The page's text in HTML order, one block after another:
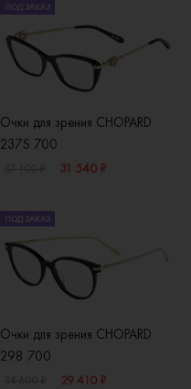
ПОД ЗАКАЗ
Очки для зрения CHOPARD
237S 700
31 540 ₽
ПОД ЗАКАЗ
Очки для зрения CHOPARD
298 700
29 410 ₽